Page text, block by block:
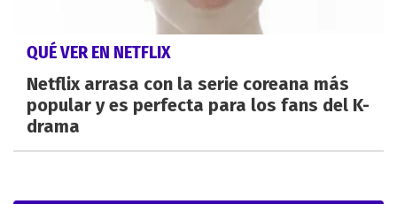
QUÉ VER EN NETFLIX
Netflix arrasa con la serie coreana más
popular y es perfecta para los fans del K-
drama